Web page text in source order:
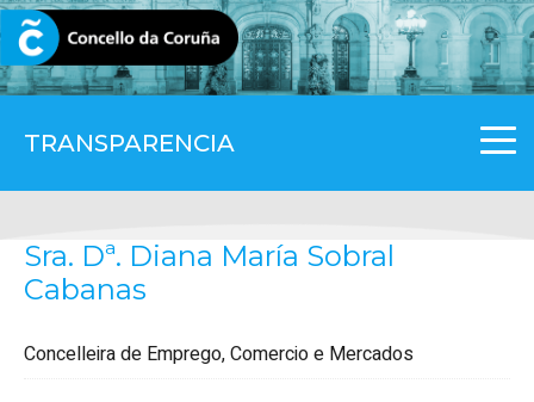
TRANSPARENCIA
CORUNA.GAL
Sra. Dª. Diana María Sobral
Cabanas
Concelleira de Emprego, Comercio e Mercados